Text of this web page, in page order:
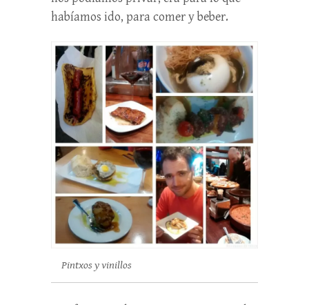
habíamos ido, para comer y beber.
Pintxos y vinillos